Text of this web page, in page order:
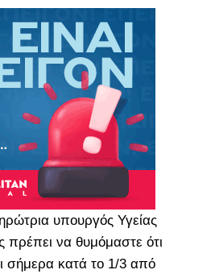
υπουργός Υγείας
πρέπει να θυμόμαστε ότι
σήμερα κατά το 1/3 από